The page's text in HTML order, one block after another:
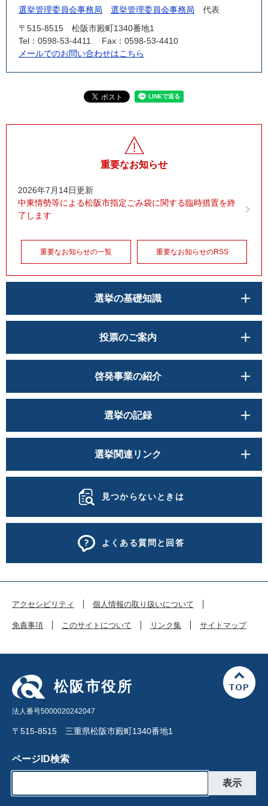
選挙管理委員会事務局 選挙管理委員会事務局
代表
〒515-8515
松阪市殿町1340番地1
Tel：0598-53-4411
Fax：0598-53-4410
メールでのお問い合わせはこちら
重要なお知らせ
2026年7月14日更新
中東情勢等による松阪市指定ごみ袋に関する臨時措置を終
了します
重要なお知らせの一覧 重要なお知らせのRSS
選挙の基礎知識
投票のご案内
啓発事業の紹介
選挙の記録
選挙関連リンク
見つからないときは
よくある質問と回答
アクセシビリティ 個人情報の取り扱いについて
免責事項 このサイトについて リンク集 サイトマップ
松阪市役所
法人番号5000020242047
〒515-8515 三重県松阪市殿町1340番地1
ページID検索